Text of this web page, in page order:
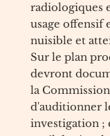
radiologiques
usage offensif
nuisible et
Sur le plan
devront
la
d'auditionner
investigation ;